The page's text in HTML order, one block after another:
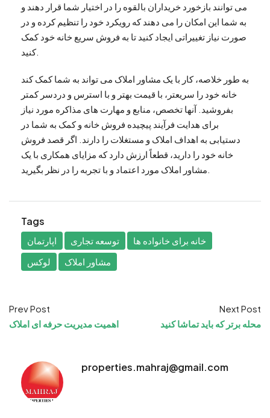
می توانند بازخورد خریداران بالقوه را در اختیار شما قرار دهند و
به شما این امکان را می دهند که رویکرد خود را تنظیم کرده و در
صورت نیاز تغییراتی ایجاد کنید تا به فروش سریع خانه خود کمک
کنید.
به طور خلاصه، کار با یک مشاور املاک می تواند به شما کمک کند
خانه خود را سریعتر، با قیمت بهتر و با استرس و دردسر کمتر
بفروشید. آنها تخصص، منابع و مهارت های مذاکره مورد نیاز
برای هدایت فرآیند پیچیده فروش خانه و کمک به شما در
دستیابی به اهداف املاک و مستغلات را دارند. اگر قصد فروش
خانه خود را دارید، قطعاً ارزش دارد که مزایای همکاری با یک
Tags
اپارتمان توسعه تجاری
خانه برای خانواده ها
لوکس
مشاور املاک
Prev Post
اهمیت مدیریت حرفه ای املاک
Next Post
محله برتر که باید تماشا کنید
properties.mahraj@gmail.com